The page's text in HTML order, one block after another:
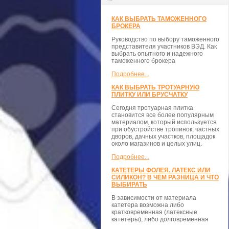
КАК ВЫБРАТЬ ТАМОЖЕННОГО
БРОКЕРА
Руководство по выбору таможенного
представителя участников ВЭД. Как
выбрать опытного и надежного
таможенного брокера
Подробнее...
КАК ВЫБРАТЬ ТРОТУАРНУЮ
ПЛИТКУ ИЛИ БРУСЧАТКУ
Сегодня тротуарная плитка
становится все более популярным
материалом, который используется
при обустройстве тропинок, частных
дворов, дачных участков, площадок
около магазинов и целых улиц.
Подробнее...
КАТЕТЕРЫ ФОЛЕЯ. ЛАТЕКС ИЛИ
СИЛИКОН? В ЧЕМ РАЗНИЦА И ЧТО
ВЫБИРАТЬ
В зависимости от материала
катетера возможна либо
кратковременная (латексные
катетеры), либо долговременная